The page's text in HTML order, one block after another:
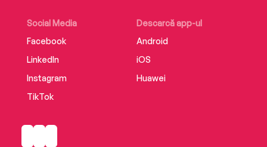
Step inside the bookshop… Available to pre-
order now.
Social Media
Facebook
LinkedIn
Instagram
TikTok
Descarcă app-ul
Android
iOS
Huawei